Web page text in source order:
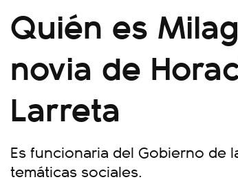
Quién es
novia de
Larreta
Es funcionaria del Gobierno de
temáticas sociales.